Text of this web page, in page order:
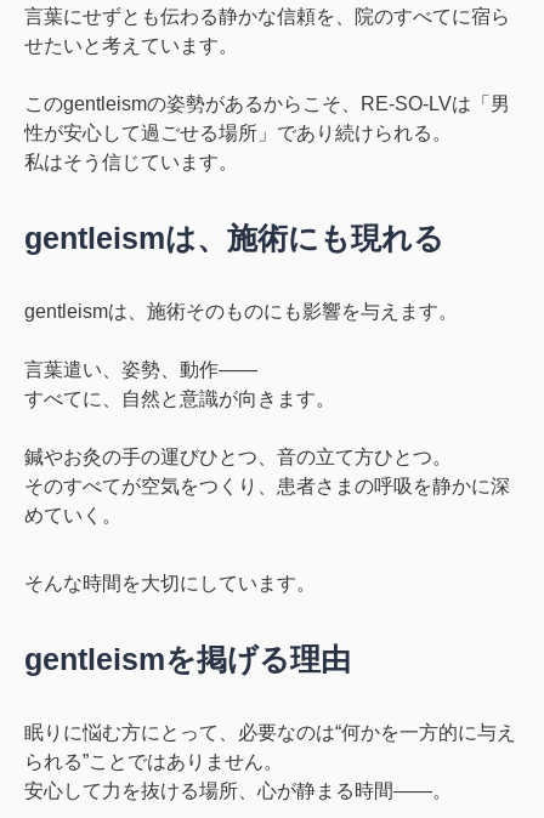
言葉にせずとも伝わる静かな信頼を、院のすべてに宿ら
せたいと考えています。
このgentleismの姿勢があるからこそ、RE-SO-LVは「男
性が安心して過ごせる場所」であり続けられる。
私はそう信じています。
gentleismは、施術にも現れる
gentleismは、施術そのものにも影響を与えます。
言葉遣い、姿勢、動作――
すべてに、自然と意識が向きます。
鍼やお灸の手の運びひとつ、音の立て方ひとつ。
そのすべてが空気をつくり、患者さまの呼吸を静かに深
めていく。
そんな時間を大切にしています。
gentleismを掲げる理由
眠りに悩む方にとって、必要なのは“何かを一方的に与え
られる”ことではありません。
安心して力を抜ける場所、心が静まる時間――。